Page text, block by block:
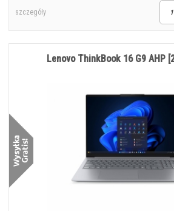
szczegóły
Lenovo ThinkBook 16 G9 AHP